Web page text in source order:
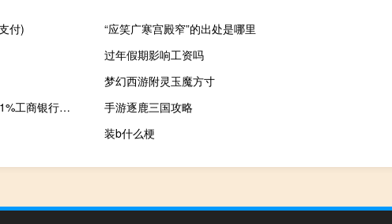
付)
“应笑广寒宫殿窄”的出处是哪里
过年假期影响工资吗
梦幻西游附灵玉魔方寸
银行股缓步攀升瑞丰银行涨近2%中信银行、中国银行涨近1%工商银行、民生银行频现大单托底
手游逐鹿三国攻略
装b什么梗